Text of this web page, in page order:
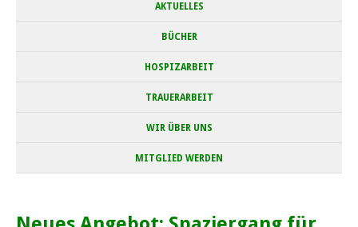
AKTUELLES
BÜCHER
HOSPIZARBEIT
TRAUERARBEIT
WIR ÜBER UNS
MITGLIED WERDEN